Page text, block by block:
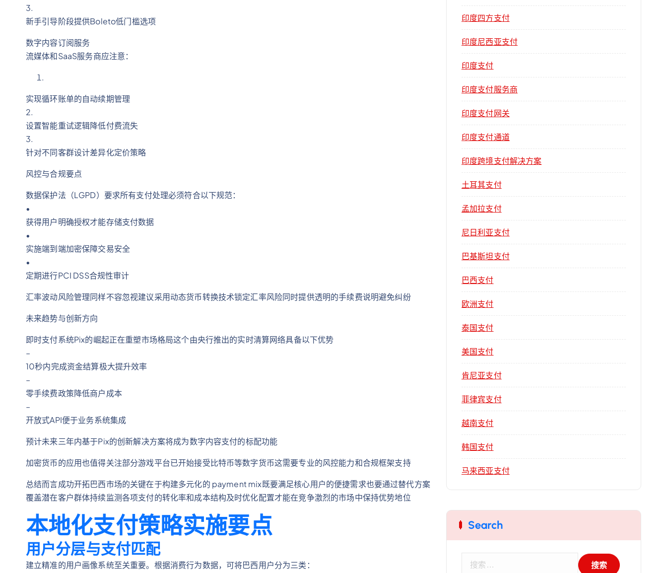
3.
新手引导阶段提供Boleto低门槛选项
数字内容订阅服务
流媒体和SaaS服务商应注意：
实现循环账单的自动续期管理
2.
设置智能重试逻辑降低付费流失
3.
针对不同客群设计差异化定价策略
风控与合规要点
数据保护法（LGPD）要求所有支付处理必须符合以下规范：
•
获得用户明确授权才能存储支付数据
•
实施端到端加密保障交易安全
•
定期进行PCI DSS合规性审计
汇率波动风险管理同样不容忽视建议采用动态货币转换技术锁定汇率风险同时提供透明的手续费说明避免纠纷
未来趋势与创新方向
即时支付系统Pix的崛起正在重塑市场格局这个由央行推出的实时清算网络具备以下优势
–
10秒内完成资金结算极大提升效率
–
零手续费政策降低商户成本
–
开放式API便于业务系统集成
预计未来三年内基于Pix的创新解决方案将成为数字内容支付的标配功能
加密货币的应用也值得关注部分游戏平台已开始接受比特币等数字货币这需要专业的风控能力和合规框架支持
总结而言成功开拓巴西市场的关键在于构建多元化的 payment mix既要满足核心用户的便捷需求也要通过替代方案
覆盖潜在客户群体持续监测各项支付的转化率和成本结构及时优化配置才能在竞争激烈的市场中保持优势地位
本地化支付策略实施要点
用户分层与支付匹配
建立精准的用户画像系统至关重要。根据消费行为数据，可将巴西用户分为三类：
印度四方支付
印度尼西亚支付
印度支付
印度支付服务商
印度支付网关
印度支付通道
印度跨境支付解决方案
土耳其支付
孟加拉支付
尼日利亚支付
巴基斯坦支付
巴西支付
欧洲支付
泰国支付
美国支付
肯尼亚支付
菲律宾支付
越南支付
韩国支付
马来西亚支付
Search